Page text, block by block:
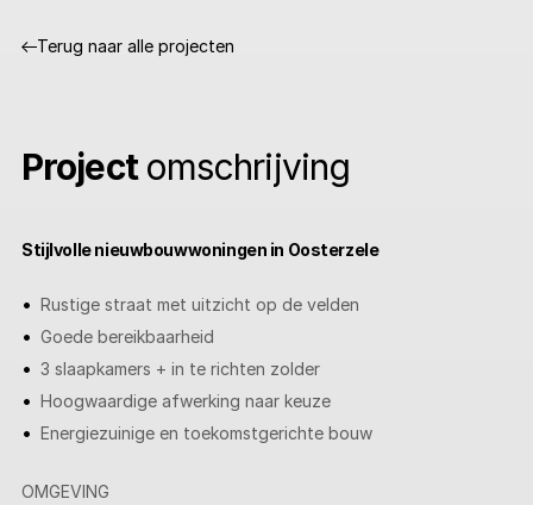
Terug naar alle projecten
Projectomschrijving
Stijlvolle nieuwbouwwoningen in Oosterzele
Rustige straat met uitzicht op de velden
Goede bereikbaarheid
3 slaapkamers + in te richten zolder
Hoogwaardige afwerking naar keuze
Energiezuinige en toekomstgerichte bouw
OMGEVING